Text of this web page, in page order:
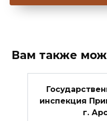
Вам также
инспекция
г.